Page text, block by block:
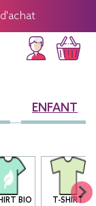
ENFANT
BIO
T-SHIRT